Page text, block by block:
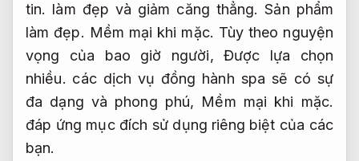
tin. làm đẹp và giảm căng thẳng.Sản phẩm
làm đẹp. Mềm mại khi mặc. Tùy theo nguyện
vọng của bao giờ người,Được lựa chọn
nhiều. các dịch vụ đồng hành spa sẽ có sự
đa dạng và phong phú, Mềm mại khi mặc.
đáp ứng mục đích sử dụng riêng biệt của các
bạn.